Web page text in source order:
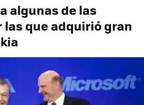
algunas de las
las que adquirió gran